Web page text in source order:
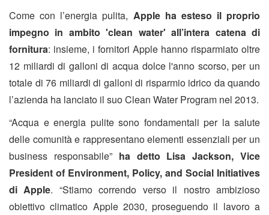
Come con l’energia pulita, Apple ha esteso il proprio
impegno in ambito 'clean water' all’intera catena di
fornitura: insieme, i fornitori Apple hanno risparmiato oltre
12 miliardi di galloni di acqua dolce l'anno scorso, per un
totale di 76 miliardi di galloni di risparmio idrico da quando
l’azienda ha lanciato il suo Clean Water Program nel 2013.
“Acqua e energia pulite sono fondamentali per la salute
delle comunità e rappresentano elementi essenziali per un
business responsabile”ha detto Lisa Jackson, Vice
President of Environment, Policy, and Social Initiatives
di Apple. “Stiamo correndo verso il nostro ambizioso
obiettivo climatico Apple 2030, proseguendo il lavoro a